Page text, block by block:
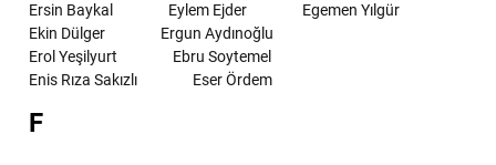
Ersin Baykal Eylem Ejder
Egemen Yılgür
Ekin Dülger
Ergun Aydınoğlu
Erol Yeşilyurt
Ebru Soytemel
Enis Rıza Sakızlı
Eser Ördem
F